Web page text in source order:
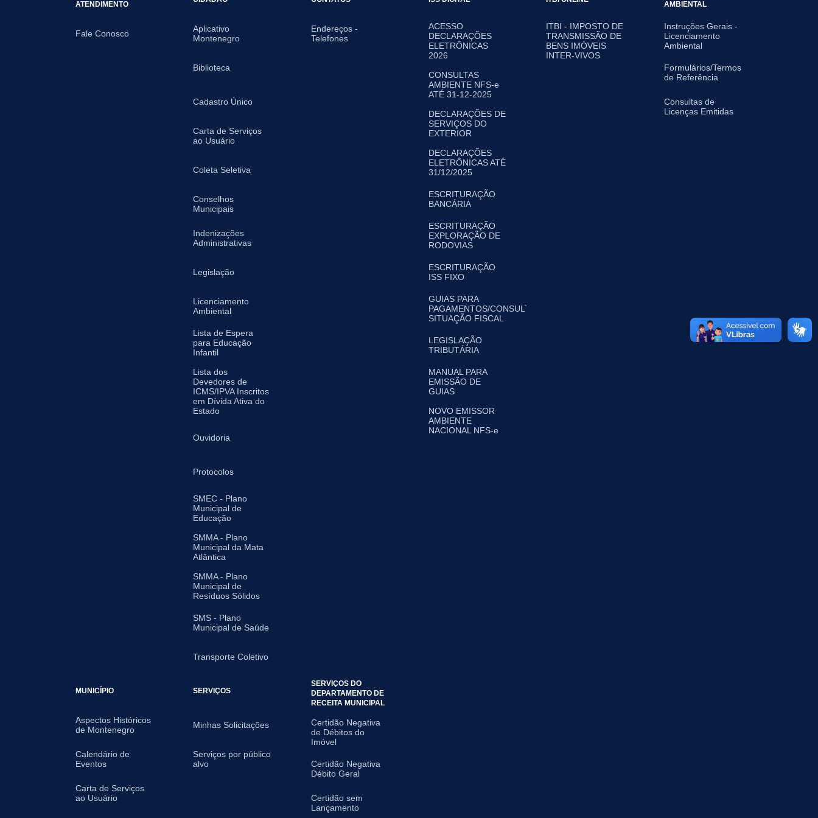
ATENDIMENTO
Fale Conosco
Aplicativo
Montenegro
Biblioteca
Cadastro Único
Carta de Serviços
ao Usuário
Coleta Seletiva
Conselhos
Municipais
Indenizações
Administrativas
Legislação
Licenciamento
Ambiental
Lista de Espera
para Educação
Infantil
Lista dos
Devedores de
ICMS/IPVA Inscritos
em Dívida Ativa do
Estado
Ouvidoria
Protocolos
SMEC - Plano
Municipal de
Educação
SMMA - Plano
Municipal da Mata
Atlântica
SMMA - Plano
Municipal de
Resíduos Sólidos
SMS - Plano
Municipal de Saúde
Transporte Coletivo
Endereços -
Telefones
ACESSO
DECLARAÇÕES
ELETRÔNICAS
2026
CONSULTAS
AMBIENTE NFS-e
ATÉ 31-12-2025
DECLARAÇÕES DE
SERVIÇOS DO
EXTERIOR
DECLARAÇÕES
ELETRÔNICAS ATÉ
31/12/2025
ESCRITURAÇÃO
BANCÁRIA
ESCRITURAÇÃO
EXPLORAÇÃO DE
RODOVIAS
ESCRITURAÇÃO
ISS FIXO
GUIAS PARA
PAGAMENTOS/CONSULTA
SITUAÇÃO FISCAL
LEGISLAÇÃO
TRIBUTÁRIA
MANUAL PARA
EMISSÃO DE
GUIAS
NOVO EMISSOR
AMBIENTE
NACIONAL NFS-e
ITBI - IMPOSTO DE
TRANSMISSÃO DE
BENS IMÓVEIS
INTER-VIVOS
AMBIENTAL
Instruções Gerais -
Licenciamento
Ambiental
Formulários/Termos
de Referência
Consultas de
Licenças Emitidas
MUNICÍPIO
Aspectos Históricos
de Montenegro
Calendário de
Eventos
Carta de Serviços
ao Usuário
SERVIÇOS
Minhas Solicitações
Serviços por público
alvo
SERVIÇOS DO
DEPARTAMENTO DE
RECEITA MUNICIPAL
Certidão Negativa
de Débitos do
Imóvel
Certidão Negativa
Débito Geral
Certidão sem
Lançamento